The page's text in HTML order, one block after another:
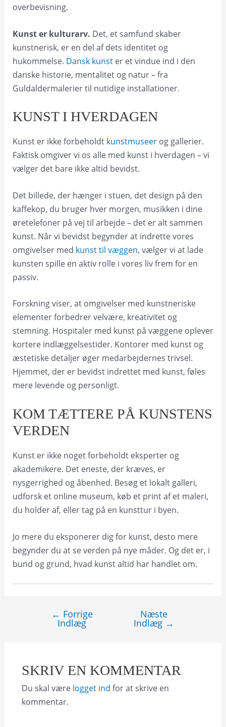
overbevisning.
Kunst er kulturarv. Det, et samfund skaber
kunstnerisk, er en del af dets identitet og
hukommelse. Dansk kunster et vindue ind i den
danske historie, mentalitet og natur – fra
Guldaldermalerier til nutidige installationer.
KUNST I HVERDAGEN
Kunst er ikke forbeholdt kunstmuseerog gallerier.
Faktisk omgiver vi os alle med kunst i hverdagen – vi
vælger det bare ikke altid bevidst.
Det billede, der hænger i stuen, det design på den
kaffekop, du bruger hver morgen, musikken i dine
øretelefoner på vej til arbejde – det er alt sammen
kunst. Når vi bevidst begynder at indrette vores
omgivelser med kunst til væggen, vælger vi at lade
kunsten spille en aktiv rolle i vores liv frem for en
passiv.
Forskning viser, at omgivelser med kunstneriske
elementer forbedrer velvære, kreativitet og
stemning. Hospitaler med kunst på væggene oplever
kortere indlæggelsestider. Kontorer med kunst og
æstetiske detaljer øger medarbejdernes trivsel.
Hjemmet, der er bevidst indrettet med kunst, føles
mere levende og personligt.
KOM TÆTTERE PÅ KUNSTENS
VERDEN
Kunst er ikke noget forbeholdt eksperter og
akademikere. Det eneste, der kræves, er
nysgerrighed og åbenhed. Besøg et lokalt galleri,
udforsk et online museum, køb et print af et maleri,
du holder af, eller tag på en kunsttur i byen.
Jo mere du eksponerer dig for kunst, desto mere
begynder du at se verden på nye måder. Og det er, i
bund og grund, hvad kunst altid har handlet om.
Indlægsnavigation
← Forrige
Indlæg
Næste
Indlæg →
SKRIV EN KOMMENTAR
Du skal være logget ind for at skrive en
kommentar.